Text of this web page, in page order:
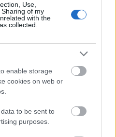
Use,
of my
with the
collected.
enable storage
cookies on web or
to be sent to
purposes.